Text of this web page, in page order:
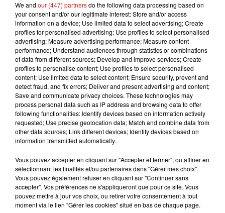
Musique
7 août 2026
Julien Lieb s’essaye à la vie de chatelain
dans son nouveau clip
7 août 2026
Madonna sort enfin le remix de « Love
Sensation » avec Kylie Minogue
We and our (447) partnersdo the following data processing based on
your consent and/or our legitimate interest: Store and/or access
information on a device; Use limited data to select advertising; Create
profiles for personalised advertising; Use profiles to select personalised
advertising; Measure advertising performance; Measure content
performance; Understand audiences through statistics or combinations
of data from different sources; Develop and improve services; Create
profiles to personalise content; Use profiles to select personalised
content; Use limited data to select content; Ensure security, prevent and
detect fraud, and fix errors; Deliver and present advertising and content;
Save and communicate privacy choices. These technologies may
process personal data such as IP address and browsing data to offer
following functionalities: Identify devices based on information actively
requested; Use precise geolocation data; Match and combine data from
other data sources; Link different devices; Identify devices based on
information transmitted automatically.
Vous pouvez accepter en cliquant sur "Accepter et fermer", ou affiner en
sélectionnant les finalités et/ou partenaires dans "Gérer mes choix".
Vous pouvez également refuser en cliquant sur "Continuer sans
accepter". Vos préférences ne s'appliqueront que pour ce site. Vous
pouvez mettre à jour vos choix, ou retirer votre consentement à tout
moment via le lien "Gérer les cookies" situé en bas de chaque page.